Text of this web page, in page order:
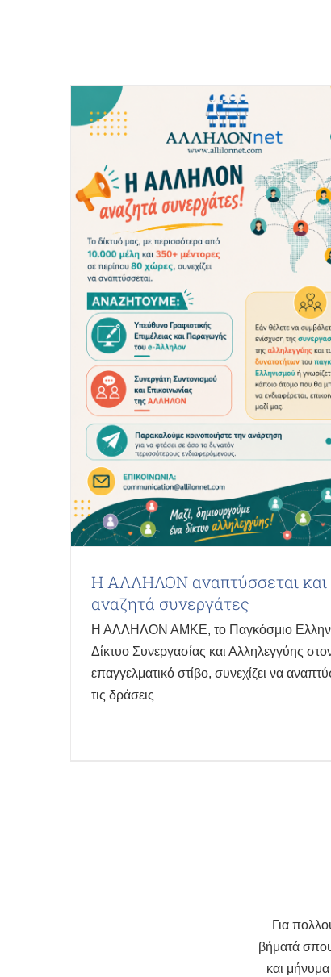
Η ΑΛΛΗΛΟΝ αναπτύσσεται και
αναζητά συνεργάτες
Η ΑΛΛΗΛΟΝ ΑΜΚΕ, το Παγκόσμιο
Δίκτυο Συνεργασίας και Αλληλεγγύης
επαγγελματικό στίβο, συνεχίζει να
τις δράσεις
Για
βήματά
και